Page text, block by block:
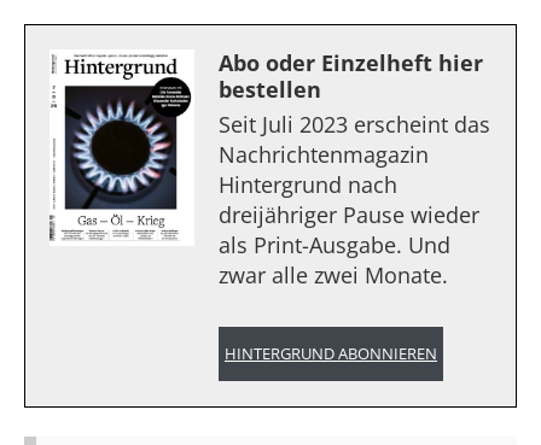
Abo oder Einzelheft hier
bestellen
Seit Juli 2023 erscheint das
Nachrichtenmagazin
Hintergrund nach
dreijähriger Pause wieder
als Print-Ausgabe. Und
zwar alle zwei Monate.
HINTERGRUND ABONNIEREN